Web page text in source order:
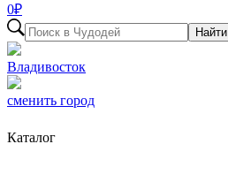
0₽
Найти
Владивосток
сменить город
Каталог